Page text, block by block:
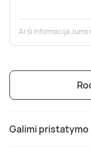
Galimi pristatymo
Ar ši informacija Jums